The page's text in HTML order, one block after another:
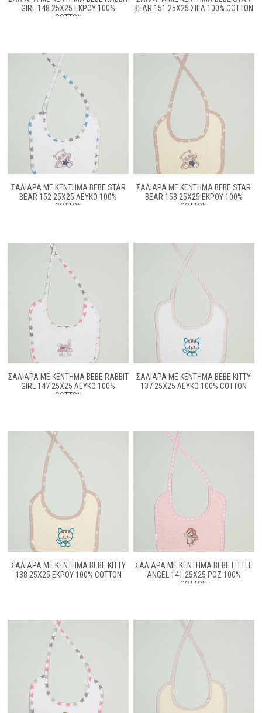
GIRL 148 25X25 ΕΚΡΟΎ 100%
COTTON
BEAR 151 25X25 ΣΙΕΛ 100% COTTON
ΣΑΛΙΑΡΑ ΜΕ ΚΈΝΤΗΜΑ BEBE STAR
BEAR 152 25X25 ΛΕΥΚΌ 100%
COTTON
ΣΑΛΙΑΡΑ ΜΕ ΚΈΝΤΗΜΑ BEBE STAR
BEAR 153 25X25 ΕΚΡΟΎ 100%
COTTON
ΣΑΛΙΑΡΑ ΜΕ ΚΈΝΤΗΜΑ BEBE RABBIT
GIRL 147 25X25 ΛΕΥΚΌ 100%
COTTON
ΣΑΛΙΑΡΑ ΜΕ ΚΈΝΤΗΜΑ BEBE KITTY
137 25X25 ΛΕΥΚΌ 100% COTTON
ΣΑΛΙΑΡΑ ΜΕ ΚΈΝΤΗΜΑ BEBE KITTY
138 25X25 ΕΚΡΟΎ 100% COTTON
ΣΑΛΙΑΡΑ ΜΕ ΚΈΝΤΗΜΑ BEBE LITTLE
ANGEL 141 25X25 ΡΟΖ 100%
COTTON